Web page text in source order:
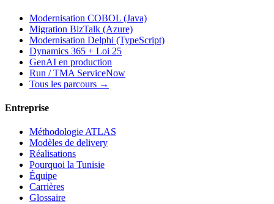
Modernisation COBOL (Java)
Migration BizTalk (Azure)
Modernisation Delphi (TypeScript)
Dynamics 365 + Loi 25
GenAI en production
Run / TMA ServiceNow
Tous les parcours →
Entreprise
Méthodologie ATLAS
Modèles de delivery
Réalisations
Pourquoi la Tunisie
Équipe
Carrières
Glossaire